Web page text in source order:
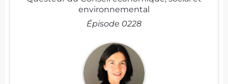
environnemental
Épisode 0228